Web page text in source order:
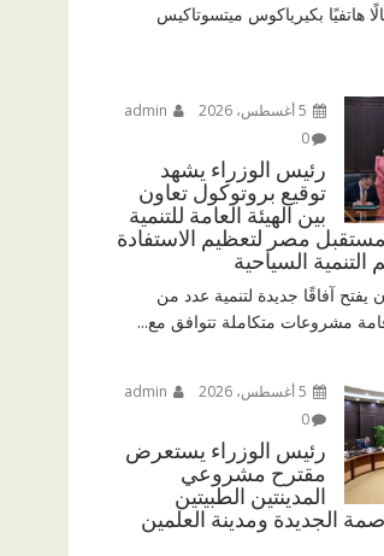
هاتفيًا بكيرياكوس ميتسوتاكيس
0
رئيس الوزراء يشهد
توقيع بروتوكول تعاون
بين الهيئة العامة للتنمية
مصر لتعظيم الاستفادة
السياحية
يفتح آفاقًا جديدة لتنمية عدد من
مشروعات متكاملة تتوافق مع...
0
رئيس الوزراء يستعرض
مقترح مشروعي
المدينتين الطبيتين
الجديدة ومدينة العلمين